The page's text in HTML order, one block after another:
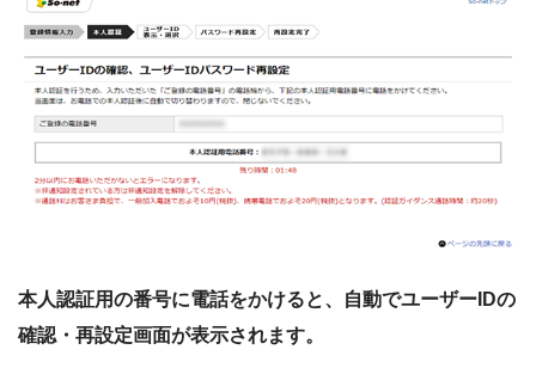
本人認証用の番号に電話をかけると、自動でユーザーIDの
確認・再設定画面が表示されます。